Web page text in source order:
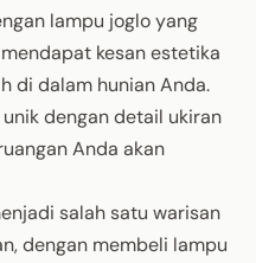
lampu joglo yang
kesan estetika
di dalam hunian Anda.
dengan detail ukiran
Anda akan
salah satu warisan
dengan membeli lampu